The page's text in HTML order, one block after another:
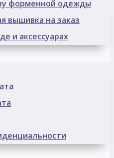
форменной одежды
вышивка на заказ
и аксессуарах